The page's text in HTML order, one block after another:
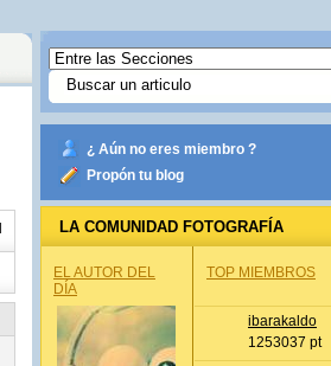
¿ Aún no eres miembro ?
Propón tu blog
LA COMUNIDAD FOTOGRAFÍA
EL AUTOR DEL
DÍA
TOP MIEMBROS
ibarakaldo
1253037 pt